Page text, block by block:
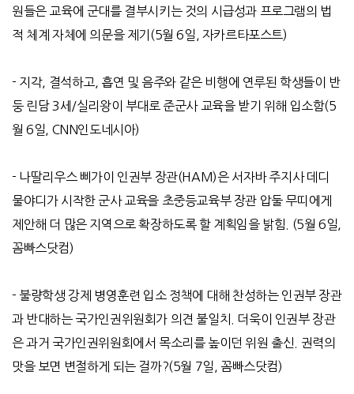
원들은 교육에 군대를 결부시키는 것의 시급성과 프로그램의 법
적 체계 자체에 의문을 제기 (5월 6일 자카르타포스트)
- 지각, 결석하고
흡연 및 음주와 같은 비행에 연루된 학생들이 반
둥 린담3세 /실리왕이 부대로 준군사 교육을 받기 위해 입소함(5
월 6일 , CNN인도네시아)
- 나딸리우스 삐가이 인권부 장관(HAM)은 서자바 주지사 데디
물야디가 시작한 군사 교육을 초중등교육부 장관 압둘 무띠에게
제안해 더 많은 지역으로 확장하도록 할 계획임을 밝힘
(5월 6일
꼼빠스닷컴)
- 불량학생 강제 병영훈련 입소 정책에 대해 찬성하는 인권부 장관
과 반대하는 국가인권위원회가 의견 불일치
더욱이 인권부 장관
은 과거 국가인권위원회에서 목소리를 높이던 위원 출신
권력의
맛을 보면 변절하게 되는 걸까?(5월 7일 꼼빠스닷컴)